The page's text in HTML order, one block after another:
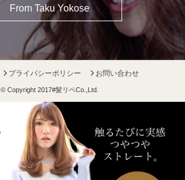
From Taku Yokose
プライバシーポリシー お問い合わせ
© Copyright 2017#髪リペCo.,Ltd.